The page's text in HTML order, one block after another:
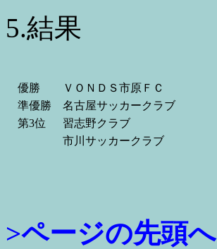
5.結果
優勝
ＶＯＮＤＳ市原ＦＣ
準優勝
名古屋サッカークラブ
第3位
習志野クラブ
市川サッカークラブ
>ページの先頭へ